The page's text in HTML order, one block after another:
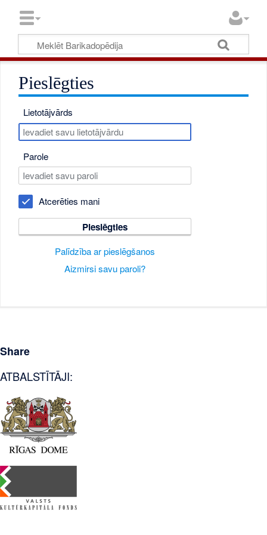
Pieslēgties
Lietotājvārds
Parole
Atcerēties mani
Pieslēgties
Palīdzība ar pieslēgšanos
Aizmirsi savu paroli?
Share
ATBALSTĪTĀJI: